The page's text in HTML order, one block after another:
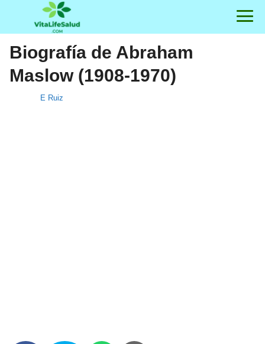
Biografía de Abraham
Maslow (1908-1970)
E Ruiz